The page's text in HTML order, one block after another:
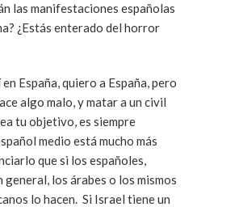
las manifestaciones españolas
¿Estás enterado del horror
España, quiero a España, pero
algo malo, y matar a un civil
tu objetivo, es siempre
medio está mucho más
que si los españoles,
general, los árabes o los mismos
lo hacen. Si Israel tiene un